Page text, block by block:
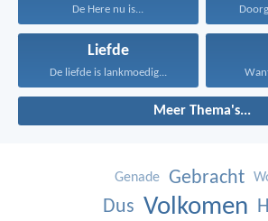
De Here nu is...
Liefde
De liefde is lankmoedig...
Meer Thema's...
Genade Gebracht
Dus Volkomen